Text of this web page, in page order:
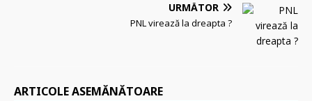
URMĂTOR
PNL virează la dreapta ?
ARTICOLE ASEMĂNĂTOARE